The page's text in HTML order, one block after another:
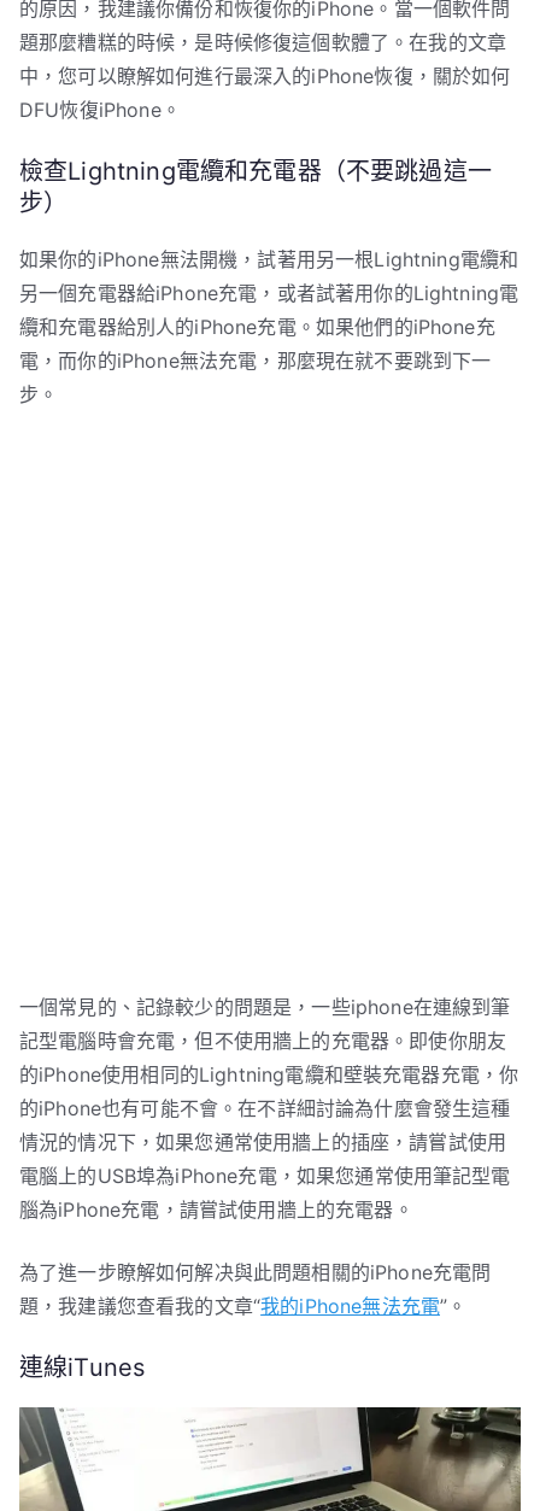
的原因，我建議你備份和恢復你的iPhone。當一個軟件問
題那麼糟糕的時候，是時候修復這個軟體了。在我的文章
中，您可以瞭解如何進行最深入的iPhone恢復，關於如何
DFU恢復iPhone。
檢查Lightning電纜和充電器（不要跳過這一
步）
如果你的iPhone無法開機，試著用另一根Lightning電纜和
另一個充電器給iPhone充電，或者試著用你的Lightning電
纜和充電器給別人的iPhone充電。如果他們的iPhone充
電，而你的iPhone無法充電，那麼現在就不要跳到下一
步。
一個常見的、記錄較少的問題是，一些iphone在連線到筆
記型電腦時會充電，但不使用牆上的充電器。即使你朋友
的iPhone使用相同的Lightning電纜和壁裝充電器充電，你
的iPhone也有可能不會。在不詳細討論為什麼會發生這種
情況的情况下，如果您通常使用牆上的插座，請嘗試使用
電腦上的USB埠為iPhone充電，如果您通常使用筆記型電
腦為iPhone充電，請嘗試使用牆上的充電器。
為了進一步瞭解如何解决與此問題相關的iPhone充電問
題，我建議您查看我的文章“我的iPhone無法充電”。
連線iTunes